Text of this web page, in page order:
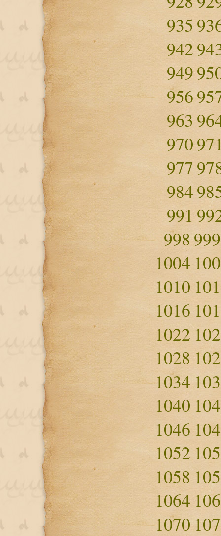
935
942
949
956
963
970
977
984
991
998 999
1004
1010
1016
1022
1028
1034
1040
1046
1052
1058
1064
1070